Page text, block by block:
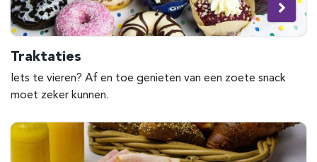
Traktaties
Iets te vieren? Af en toe genieten van een zoete snack
moet zeker kunnen.